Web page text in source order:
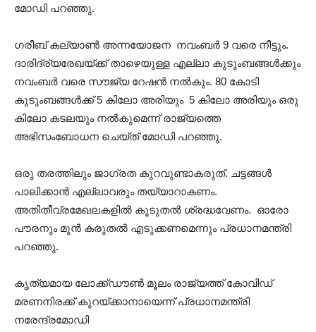
മോഡി പറഞ്ഞു.
ഗരീബ് കല്യാൺ അന്നയോജന നവംബർ 9 വരെ നീട്ടും.
ദാരിദ്ര്യരേഖയ്ക്ക് താഴെയുള്ള എല്ലാ കുടുംബങ്ങൾക്കും
നവംബർ വരെ സൗജ്യ റേഷൻ നൽകും. 80 കോടി
കുടുംബങ്ങൾക്ക് 5 കിലോ അരിയും 5 കിലോ അരിയും ഒരു
കിലോ കടലയും നൽകുമെന്ന് രാജ്യത്തെ
അഭിസംബോധന ചെയ്ത് മോഡി പറഞ്ഞു.
ഒരു തരത്തിലും ജാഗ്രത കുറവുണ്ടാകരുത്. ചട്ടങ്ങൾ
പാലിക്കാൻ എല്ലാവരും തയ്യാറാകണം.
അതിതീവ്രമേഖലകളിൽ കൂടുതൽ ശ്രദ്ധവേണം. ഓരോ
പൗരനും മുൻ കരുതൽ എടുക്കണമെന്നും പ്രധാനമന്ത്രി
പറഞ്ഞു.
കൃത്യമായ ലോക്ക്ഡൗൺ മൂലം രാജ്യത്ത് കോവിഡ്
മരണനിരക്ക് കുറയ്ക്കാനായെന്ന് പ്രധാനമന്ത്രി
നരേന്ദ്രമോഡി